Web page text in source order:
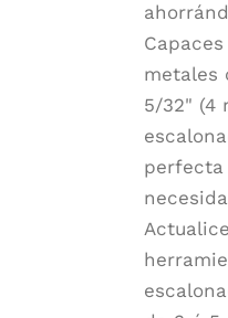
metales
5/32" (4
perfecta